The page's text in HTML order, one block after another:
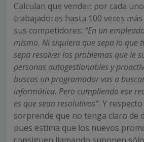
Calculan que venden por cada
trabajadores hasta 100 veces
sus competidores: “En un
mismo. Ni siquiera que sepa lo que
sepa resolver los problemas que le
personas autogestionables y
buscas un programador vas a
informática. Pero cumpliendo ese
es que sean resolutivos”. Y
sorprende que no tenga claro de
pues estima que los nuevos